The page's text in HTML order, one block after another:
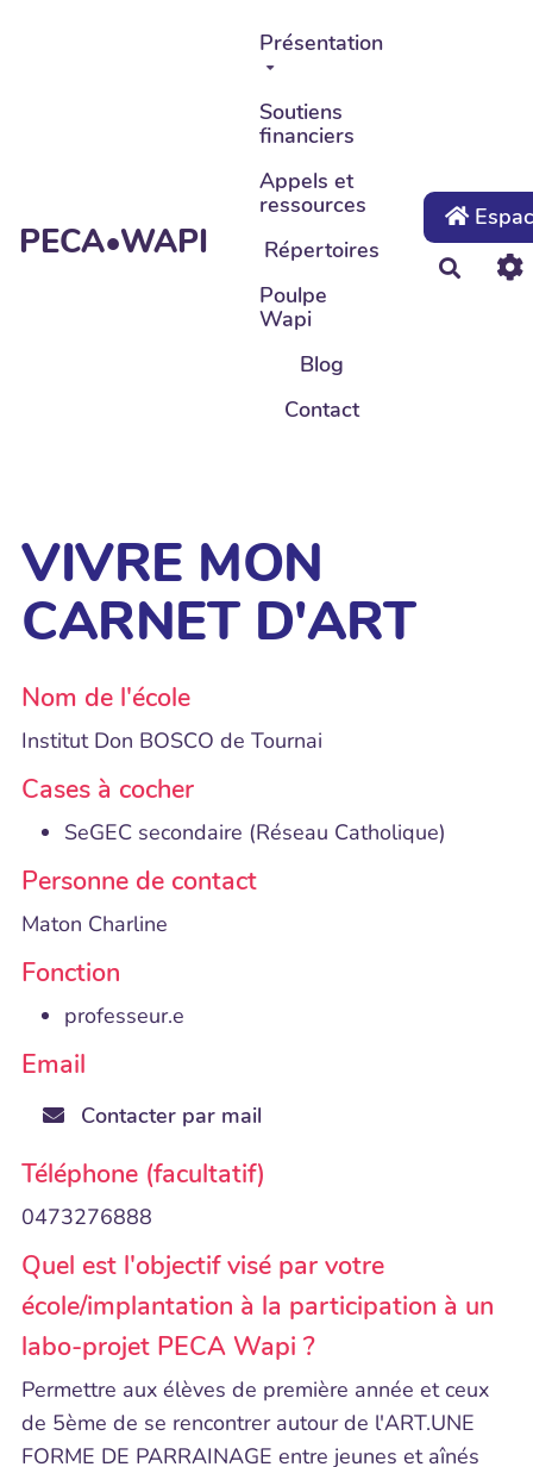
Aller au contenu principal
PECA•WAPI
Présentation
Soutiens
financiers
Appels et
ressources
Répertoires
Poulpe
Wapi
Blog
Contact
VIVRE MON
CARNET D'ART
Nom de l'école
Institut Don BOSCO de Tournai
Cases à cocher
SeGEC secondaire (Réseau Catholique)
Personne de contact
Maton Charline
Fonction
professeur.e
Email
Contacter par mail
Téléphone (facultatif)
0473276888
Quel est l'objectif visé par votre
école/implantation à la participation à un
labo-projet PECA Wapi ?
Permettre aux élèves de première année et ceux
de 5ème de se rencontrer autour de l'ART.UNE
FORME DE PARRAINAGE entre jeunes et aînés